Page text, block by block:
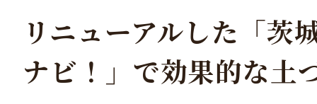
リニューアルした「茨
ナビ！」で効果的な土